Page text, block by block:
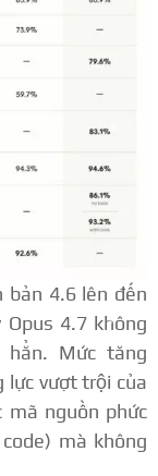
bản 4.6 lên đến
Opus 4.7 không
hẳn. Mức tăng
lực vượt trội của
mã nguồn phức
mà không